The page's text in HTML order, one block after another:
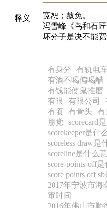
释义
宽恕；赦免。
冯雪峰《鸟和石
坏分子是决不能
有身分 有轨电车
有酒不喝偏喝醋
有钱能使鬼推磨
有限
有限公司
有顷
有骨头 有
朋党
scorecard
scorekeeper是什
scoreless draw是
scoreline是什么
score-points-off
score points off
2017年宁波市海
审时间
2016年佛山市顺